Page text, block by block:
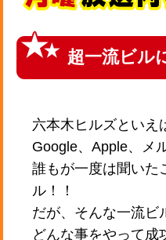
超一流ビル
六本木ヒルズといえ
Google、Apple、メ
誰もが一度は聞いた
ル！！
だが、そんな一流ビ
どんな事をやって成